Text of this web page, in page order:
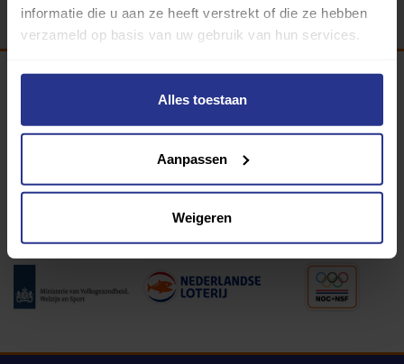
informatie die u aan ze heeft verstrekt of die ze hebben
verzameld op basis van uw gebruik van hun services.
Alles toestaan
Aanpassen
Weigeren
340 gemeenten